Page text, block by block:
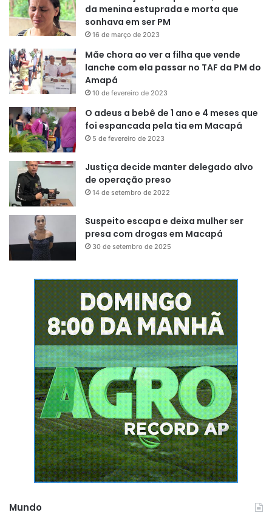
da menina estuprada e morta que
sonhava em ser PM
16 de março de 2023
Mãe chora ao ver a filha que vende
lanche com ela passar no TAF da PM do
Amapá
10 de fevereiro de 2023
O adeus a bebê de 1 ano e 4 meses que
foi espancada pela tia em Macapá
5 de fevereiro de 2023
Justiça decide manter delegado alvo
de operação preso
14 de setembro de 2022
Suspeito escapa e deixa mulher ser
presa com drogas em Macapá
30 de setembro de 2025
Mundo